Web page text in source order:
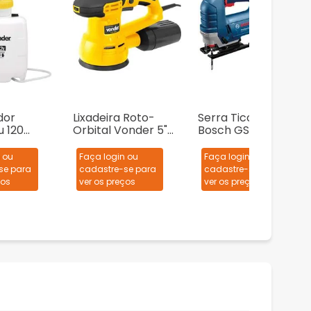
120
Litros
para
Lixadeira Roto-
Orbital Vonder 5"
Faça login ou
cadastre-se para
ver os preços
Serra Tico-Tico
Bosch GST 75 710W
Faça login ou
cadastre-se para
ver os preços